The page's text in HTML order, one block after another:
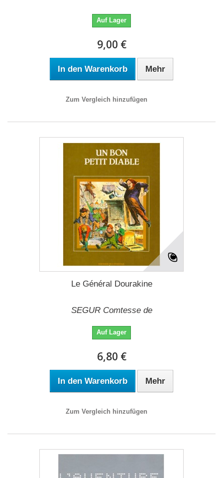
Auf Lager
9,00 €
In den Warenkorb Mehr
Zum Vergleich hinzufügen
Le Général Dourakine
SEGUR Comtesse de
Auf Lager
6,80 €
In den Warenkorb Mehr
Zum Vergleich hinzufügen